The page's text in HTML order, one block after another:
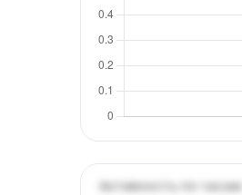
Активность по часам